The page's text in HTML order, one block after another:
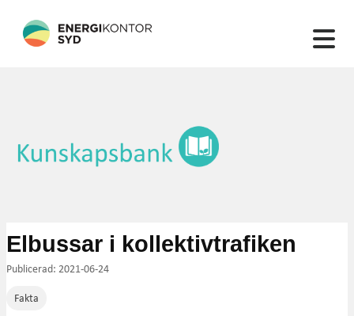
Elbussar i kollektivtrafiken
Publicerad: 2021-06-24
Fakta
132 artiklar hittades